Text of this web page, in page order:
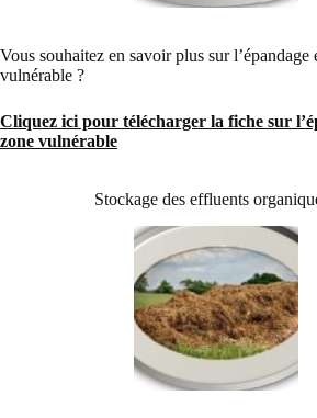
Vous souhaitez en savoir plus sur l’épandage
vulnérable ?
Cliquez ici pour télécharger la fiche sur
zone vulnérable
Stockage des effluents